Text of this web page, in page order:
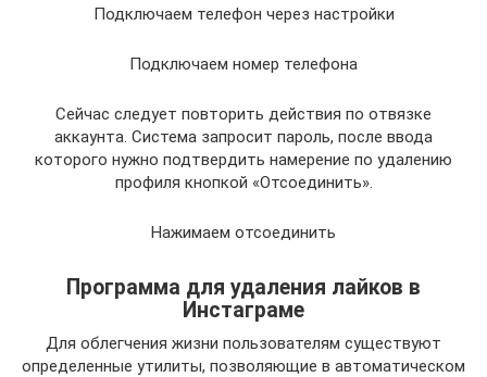
Подключаем телефон через настройки
Подключаем номер телефона
Сейчас следует повторить действия по отвязке
аккаунта. Система запросит пароль, после ввода
которого нужно подтвердить намерение по удалению
профиля кнопкой «Отсоединить».
Нажимаем отсоединить
Программа для удаления лайков в
Инстаграме
Для облегчения жизни пользователям существуют
определенные утилиты, позволяющие в автоматическом